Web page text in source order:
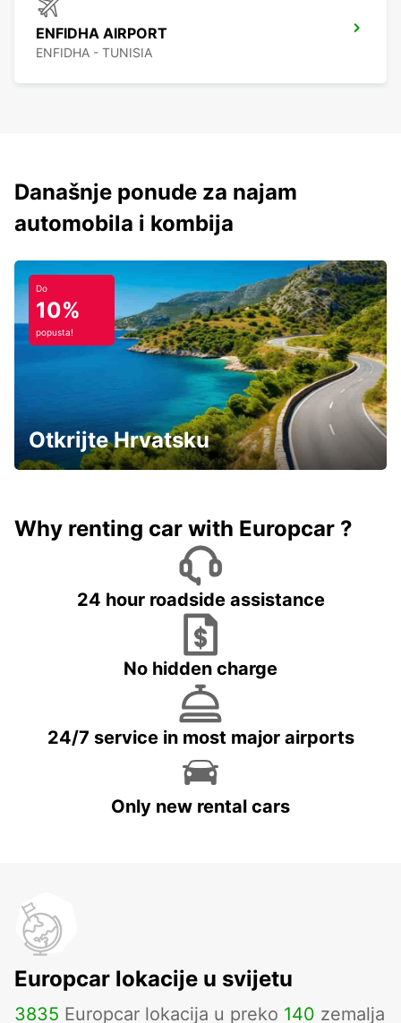
ENFIDHA AIRPORT
ENFIDHA - TUNISIA
Današnje ponude za najam
automobila i kombija
Do
10%
popusta!
Otkrijte Hrvatsku
Why renting car with Europcar ?
24 hour roadside assistance
No hidden charge
24/7 service in most major airports
Only new rental cars
Europcar lokacije u svijetu
3835 Europcar lokacija u preko 140 zemalja